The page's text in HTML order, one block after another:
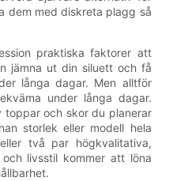
dem med diskreta plagg så
praktiska faktorer att
jämna ut din siluett och få
långa dagar. Men alltför
under långa dagar.
och skor du planerar
storlek eller modell hela
två par högkvalitativa,
livsstil kommer att löna